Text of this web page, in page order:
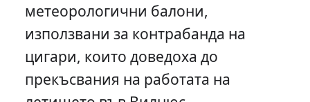
метеорологични балони,
използвани за контрабанда на
цигари, които доведоха до
прекъсвания на работата на